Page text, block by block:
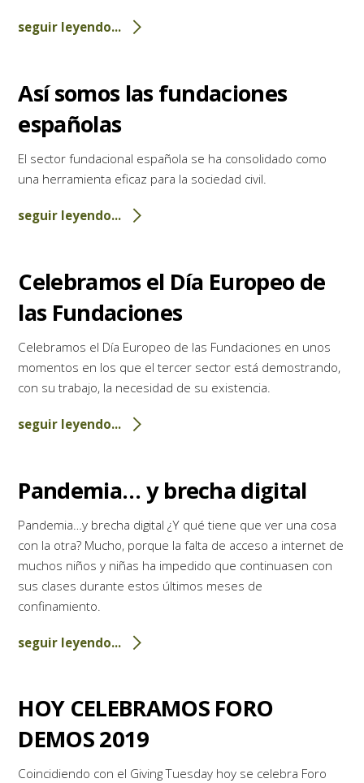
seguir leyendo...
Así somos las fundaciones
españolas
El sector fundacional española se ha consolidado como
una herramienta eficaz para la sociedad civil.
seguir leyendo...
Celebramos el Día Europeo de
las Fundaciones
Celebramos el Día Europeo de las Fundaciones en unos
momentos en los que el tercer sector está demostrando,
con su trabajo, la necesidad de su existencia.
seguir leyendo...
Pandemia… y brecha digital
Pandemia…y brecha digital ¿Y qué tiene que ver una cosa
con la otra? Mucho, porque la falta de acceso a internet de
muchos niños y niñas ha impedido que continuasen con
sus clases durante estos últimos meses de
confinamiento.
seguir leyendo...
HOY CELEBRAMOS FORO
DEMOS 2019
Coincidiendo con el Giving Tuesday hoy se celebra Foro